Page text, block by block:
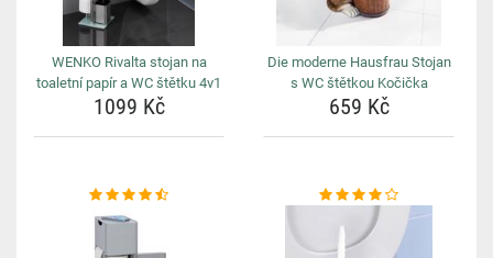
WENKO Rivalta stojan na
toaletní papír a WC štětku 4v1
1099 Kč
Die moderne Hausfrau Stojan
s WC štětkou Kočička
659 Kč